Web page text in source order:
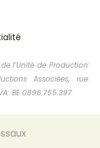
l’Unité de Production
Associées, rue
BE 0896.755.397